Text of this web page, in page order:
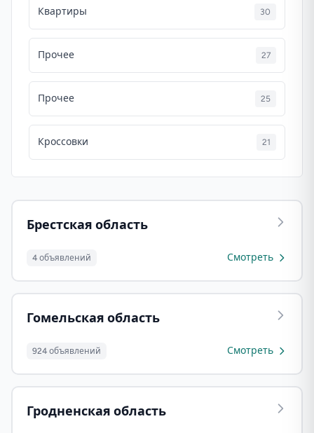
Квартиры 30
Прочее 27
Прочее 25
Кроссовки 21
Брестская область
4 объявлений Смотреть
Гомельская область
924 объявлений Смотреть
Гродненская область